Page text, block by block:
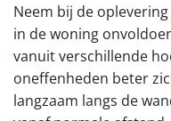
Neem bij de
in de woning
vanuit verschillende
oneffenheden beter
langzaam langs de